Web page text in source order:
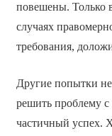
повешены. Только
случаях
требования,
Другие попытки
решить проблему
частичный успех.